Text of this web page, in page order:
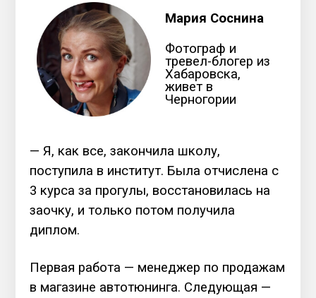
Мария Соснина
Фотограф и
тревел-блогер из
Хабаровска,
живет в
Черногории
— Я, как все, закончила школу,
поступила в институт. Была отчислена с
3 курса за прогулы, восстановилась на
заочку, и только потом получила
диплом.
Первая работа — менеджер по продажам
в магазине автотюнинга. Следующая —